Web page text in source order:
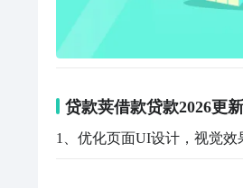
贷款荚借款贷款2026更
1、优化页面UI设计，视觉